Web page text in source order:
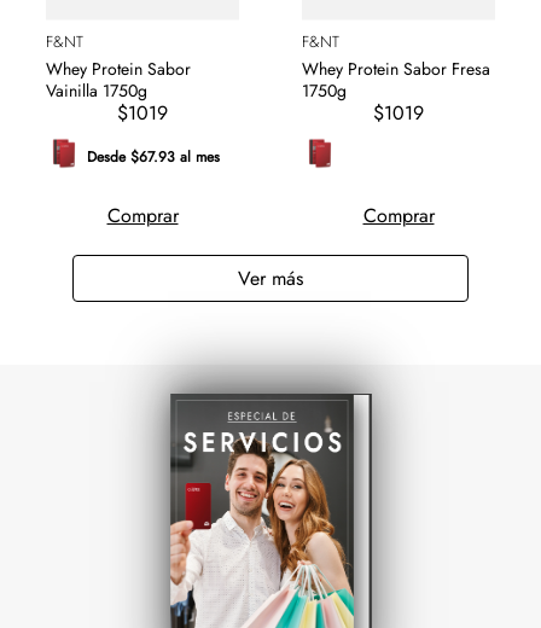
F&NT
Whey Protein Sabor
Vainilla 1750g
$1019
Desde $67.93 al mes
Comprar
F&NT
Whey Protein Sabor Fresa
1750g
$1019
Comprar